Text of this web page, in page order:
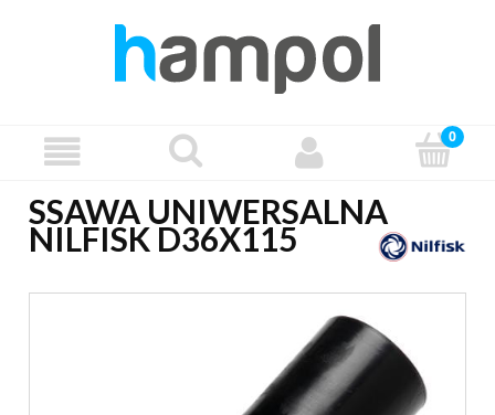
SSAWA UNIWERSALNA
NILFISK D36X115